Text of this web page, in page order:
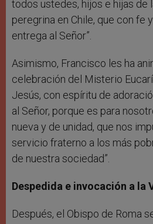
todos ustedes, hijos e hijas de
peregrina en Chile, que con fe
entrega al Señor”.
Asimismo, Francisco les ha
celebración del Misterio
Jesús, con espíritu de
al Señor, porque es para
nueva y de unidad, que nos
servicio fraterno a los más
de nuestra sociedad”.
Despedida e invocación a la
Después, el Obispo de Roma